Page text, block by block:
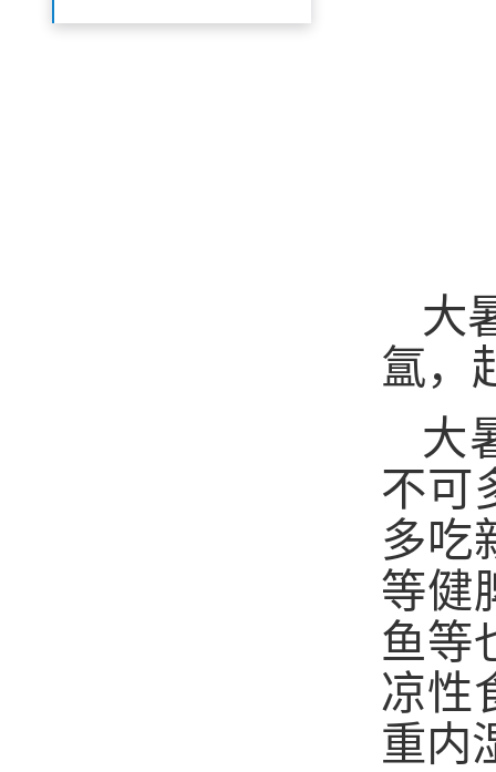
大
氲，
大
不可
多吃
等健
鱼等
凉性
重内